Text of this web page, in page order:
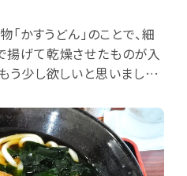
「かすうどん」のことで、細
揚げて乾燥させたものが入
う少し欲しいと思いました
とした感じになります。
料金）